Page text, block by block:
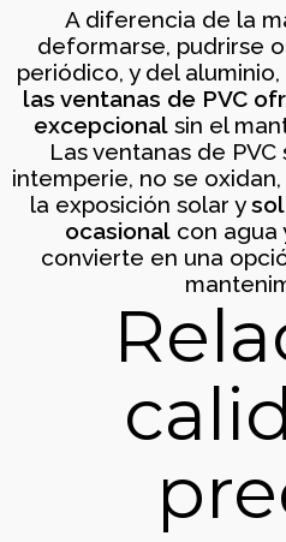
Cerramiento de
Arcosur,
Cerramientos,
Puerta de
A diferencia de la
deformarse, pudrirse
periódico, y del
las ventanas de PVC
excepcional sin el
Las ventanas de
intemperie, no se
la exposición solar y
ocasional con agua
convierte en una